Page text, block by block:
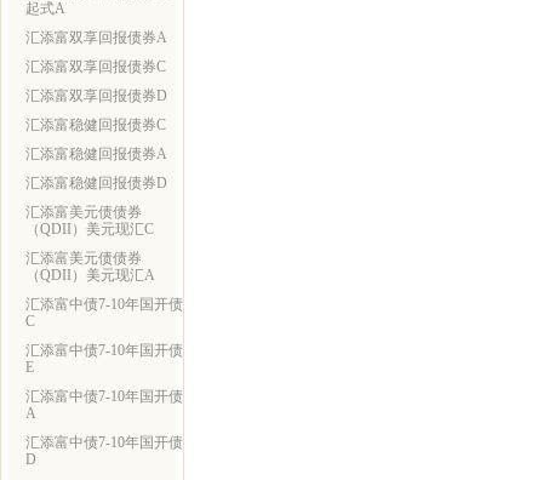
起式A
汇添富双享回报债券A
汇添富双享回报债券C
汇添富双享回报债券D
汇添富稳健回报债券C
汇添富稳健回报债券A
汇添富稳健回报债券D
汇添富美元债债券
（QDII）美元现汇C
汇添富美元债债券
（QDII）美元现汇A
汇添富中债7-10年国开债
C
汇添富中债7-10年国开债
E
汇添富中债7-10年国开债
A
汇添富中债7-10年国开债
D